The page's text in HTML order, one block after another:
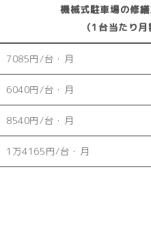
機械式駐車場の修
（1台当たり
7085円/台・月
6040円/台・月
8540円/台・月
1万4165円/台・月